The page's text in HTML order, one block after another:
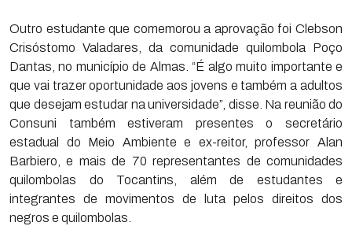
Outro estudante que comemorou a aprovação foi Clebson
Crisóstomo Valadares, da comunidade quilombola Poço
Dantas, no município de Almas. “É algo muito importante e
que vai trazer oportunidade aos jovens e também a adultos
que desejam estudar na universidade”, disse. Na reunião do
Consuni também estiveram presentes o secretário
estadual do Meio Ambiente e ex-reitor, professor Alan
Barbiero, e mais de 70 representantes de comunidades
quilombolas do Tocantins, além de estudantes e
integrantes de movimentos de luta pelos direitos dos
negros e quilombolas.